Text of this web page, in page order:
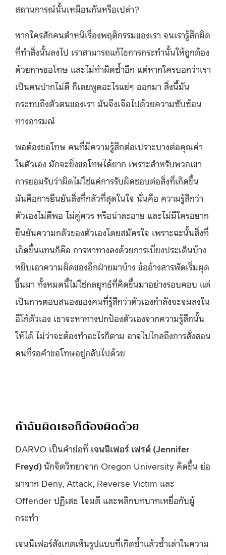
สถานการณ์นั้นเหมือนกันหรือเปล่า?
หากใครสักคนตำหนิเรื่องพฤติกรรมของเรา จนเรารู้สึกผิด
ที่ทำสิ่งนั้นลงไป เราสามารถแก้ไขการกระทำนั้นให้ถูกต้อง
ด้วยการขอโทษ และไม่ทำผิดซ้ำอีก แต่หากใครบอกว่าเรา
เป็นคนปากไม่ดี ก็เลยพูดอะไรแย่ๆ ออกมา สิ่งนี้มัน
กระทบถึงตัวตนของเรา มันจึงเจือไปด้วยความซับซ้อน
ทางอารมณ์
พอต้องขอโทษ คนที่มีความรู้สึกต่อเปราะบางต่อคุณค่า
ในตัวเอง มักจะยิ่งขอโทษได้ยาก เพราะสำหรับพวกเขา
การยอมรับว่าผิดไม่ใช่แค่การรับผิดชอบต่อสิ่งที่เกิดขึ้น
มันคือการยืนยันสิ่งที่กลัวที่สุดในใจ นั่นคือ ความรู้สึกว่า
ตัวเองไม่ดีพอ ไม่คู่ควร หรือน่าละอาย และไม่มีใครอยาก
ยืนยันความกลัวของตัวเองโดยสมัครใจ เพราะฉะนั้นสิ่งที่
เกิดขึ้นแทนก็คือ การหาทางลงด้วยการเบี่ยงประเด็นบ้าง
หยิบเอาความผิดของอีกฝ่ายมาบ้าง ข้ออ้างสารพัดเริ่มผุด
ขึ้นมา ทั้งหมดนี้ไม่ใช่กลยุทธ์ที่คิดขึ้นมาอย่างรอบคอบ แต่
เป็นการตอบสนองของคนที่รู้สึกว่าตัวเองกำลังจะจมลงใน
อีโก้ตัวเอง เขาจะหาทางปกป้องตัวเองจากความรู้สึกนั้น
ให้ได้ ไม่ว่าจะต้องทำอะไรก็ตาม อาจไปไกลถึงการสั่งสอน
คนที่รอคำขอโทษอยู่กลับไปด้วย
ถ้าฉันผิดเธอก็ต้องผิดด้วย
DARVO เป็นคำย่อที่ เจนนิเฟอร์ เฟรด์ (Jennifer
Freyd)นักจิตวิทยาจาก Oregon University คิดขึ้น ย่อ
มาจาก Deny, Attack, Reverse Victim และ
Offender ปฏิเสธ โจมตี และพลิกบทบาทเหยื่อกับผู้
กระทำ
เจนนิเฟอร์สังเกตเห็นรูปแบบที่เกิดซ้ำแล้วซ้ำเล่าในความ